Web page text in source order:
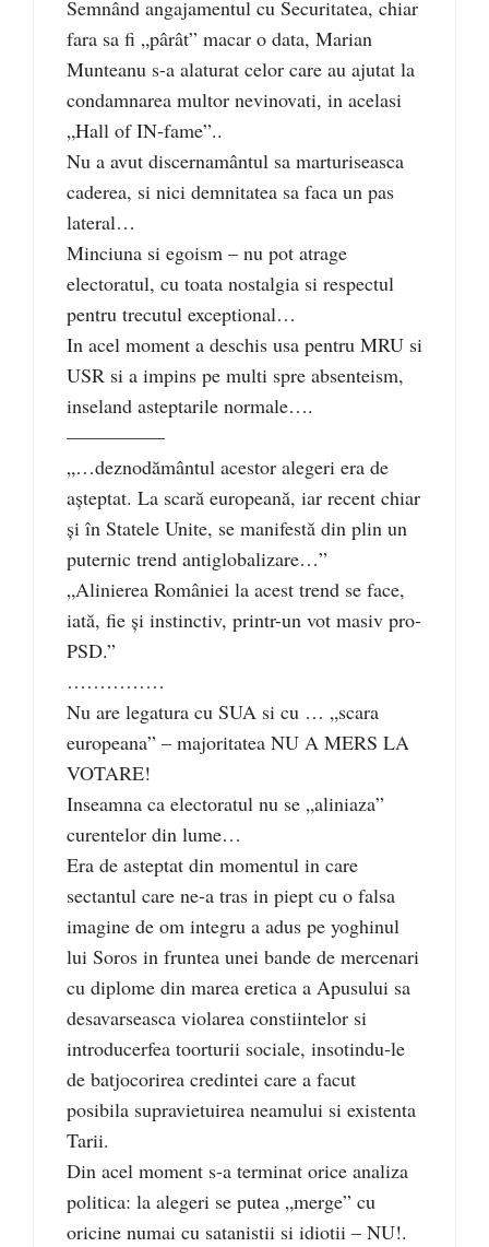
Semnând angajamentul cu Securitatea, chiar
fara sa fi „pârât” macar o data, Marian
Munteanu s-a alaturat celor care au ajutat la
condamnarea multor nevinovati, in acelasi
„Hall of IN-fame”..
Nu a avut discernamântul sa marturiseasca
caderea, si nici demnitatea sa faca un pas
lateral…
Minciuna si egoism – nu pot atrage
electoratul, cu toata nostalgia si respectul
pentru trecutul exceptional…
In acel moment a deschis usa pentru MRU si
USR si a impins pe multi spre absenteism,
inseland asteptarile normale….
––––––––––
„…deznodământul acestor alegeri era de
aşteptat. La scară europeană, iar recent chiar
şi în Statele Unite, se manifestă din plin un
puternic trend antiglobalizare…”
„Alinierea României la acest trend se face,
iată, fie şi instinctiv, printr-un vot masiv pro-
PSD.”
……………
Nu are legatura cu SUA si cu … „scara
europeana” – majoritatea NU A MERS LA
VOTARE!
Inseamna ca electoratul nu se „aliniaza”
curentelor din lume…
Era de asteptat din momentul in care
sectantul care ne-a tras in piept cu o falsa
imagine de om integru a adus pe yoghinul
lui Soros in fruntea unei bande de mercenari
cu diplome din marea eretica a Apusului sa
desavarseasca violarea constiintelor si
introducerfea toorturii sociale, insotindu-le
de batjocorirea credintei care a facut
posibila supravietuirea neamului si existenta
Tarii.
Din acel moment s-a terminat orice analiza
politica: la alegeri se putea „merge” cu
oricine numai cu satanistii si idiotii – NU!.